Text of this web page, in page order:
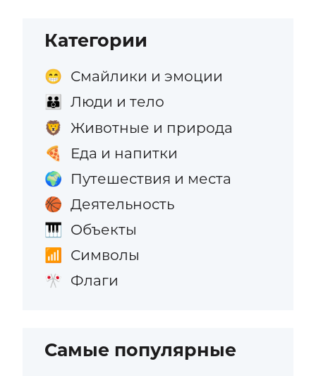
Категории
😁 Смайлики и эмоции
👪 Люди и тело
🦁 Животные и природа
🍕 Еда и напитки
🌍 Путешествия и места
🏀 Деятельность
🎹 Объекты
📶 Символы
🎌 Флаги
Самые популярные